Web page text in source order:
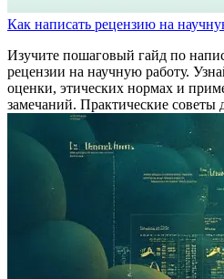
Как написать рецензию на
Изучите пошаговый гайд по
рецензии на научную работу.
оценки, этических нормах и
замечаний. Практические советы